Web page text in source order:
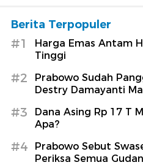
Berita Terpopuler
#1
Harga Emas Antam
Tinggi
#2
Prabowo Sudah
Destry Damayanti
#3
Dana Asing Rp 17 T
Apa?
#4
Prabowo Sebut
Periksa Semua